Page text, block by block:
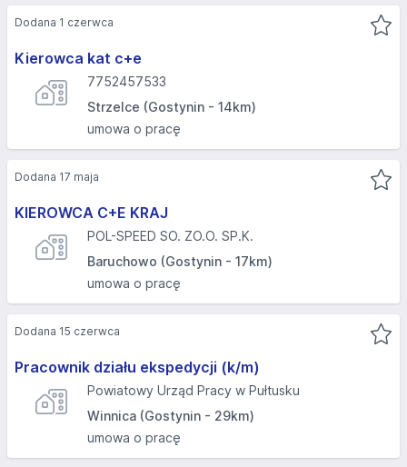
Kierowca kat c+e
7752457533
Strzelce (Gostynin - 14km)
umowa o pracę
Dodana 1 czerwca
KIEROWCA C+E KRAJ
POL-SPEED SO. ZO.O. SP.K.
Baruchowo (Gostynin - 17km)
umowa o pracę
Dodana 17 maja
Pracownik działu ekspedycji (k/m)
Powiatowy Urząd Pracy w Pułtusku
Winnica (Gostynin - 29km)
umowa o pracę
Dodana 15 czerwca